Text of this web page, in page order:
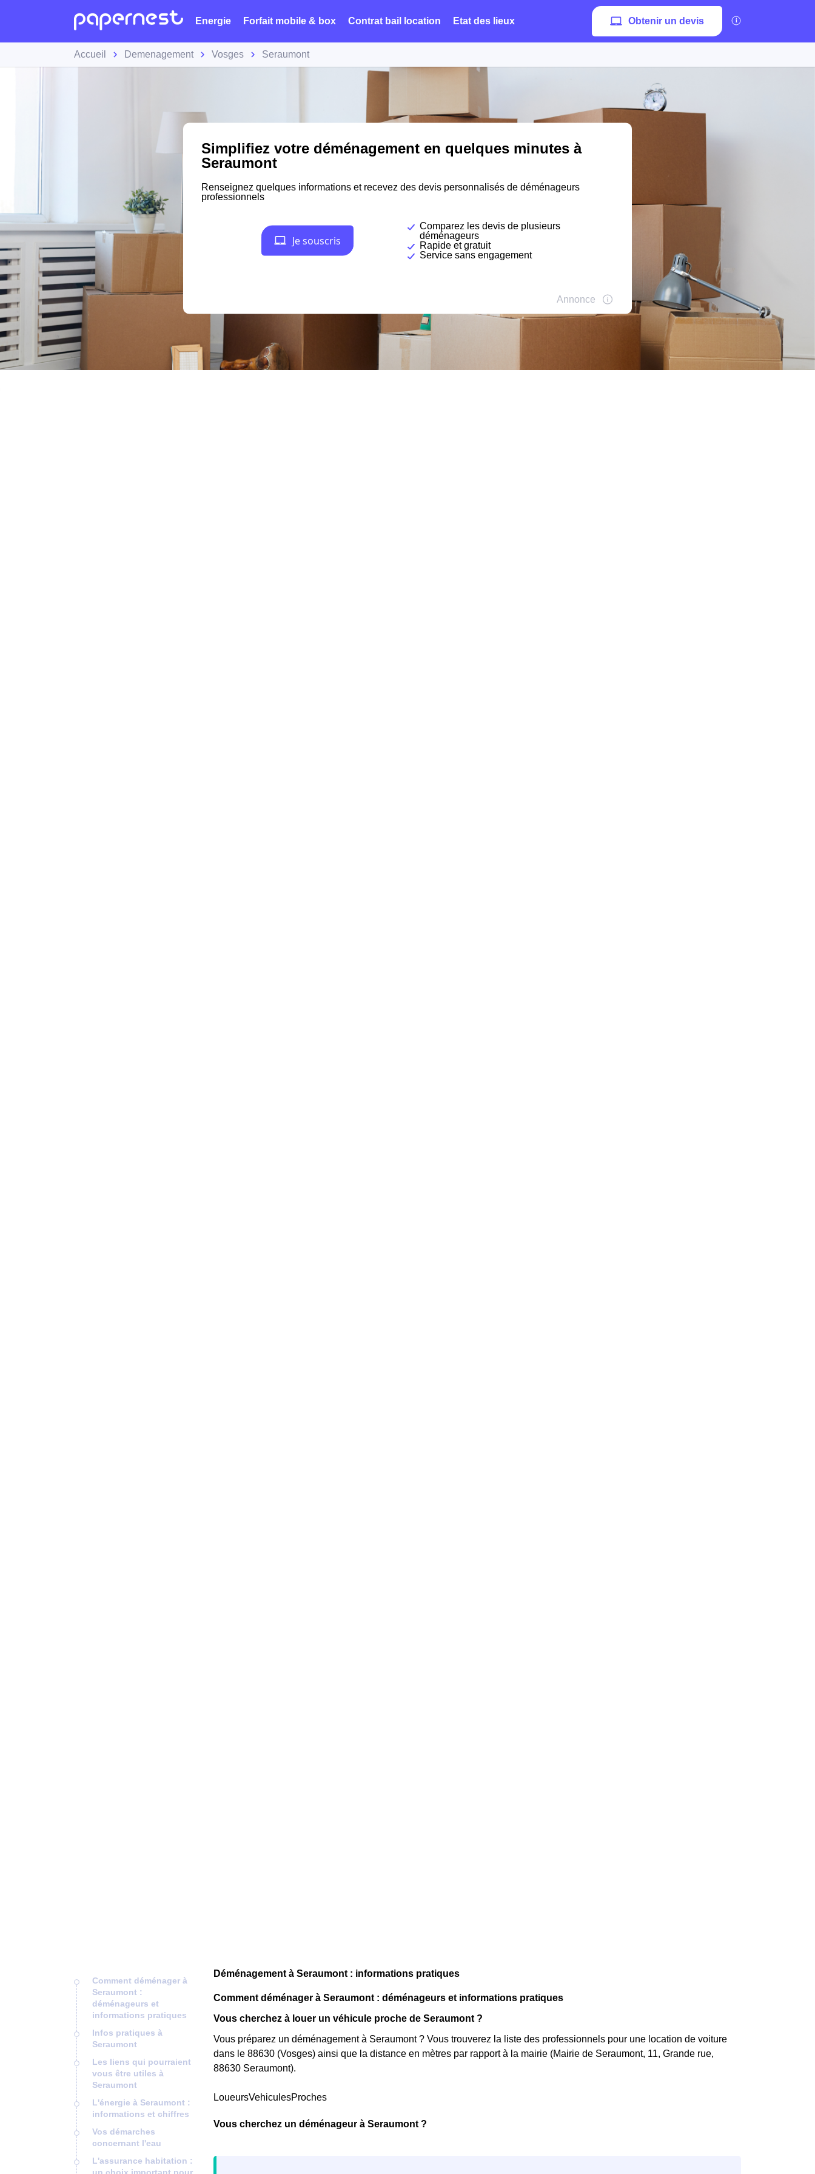
Energie Forfait mobile & box Contrat bail location Etat des lieux Obtenir un devis
Accueil Demenagement Vosges Seraumont
Comment déménager à
Seraumont :
déménageurs et
informations pratiques
Infos pratiques à
Seraumont
Les liens qui pourraient
vous être utiles à
Seraumont
L'énergie à Seraumont :
informations et chiffres
Vos démarches
concernant l'eau
L'assurance habitation :
Déménagement à Seraumont : informations pratiques
Comment déménager à Seraumont : déménageurs et informations pratiques
Vous cherchez à louer un véhicule proche de Seraumont ?
Vous préparez un déménagement à Seraumont ? Vous trouverez la liste des professionnels pour une location de voiture
dans le 88630 (Vosges) ainsi que la distance en mètres par rapport à la mairie (Mairie de Seraumont, 11, Grande rue,
88630 Seraumont).
LoueursVehiculesProches
Vous cherchez un déménageur à Seraumont ?